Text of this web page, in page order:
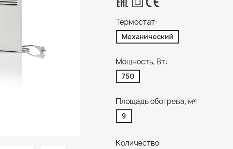
Термостат:
Механический
Мощность, Вт:
750
Площадь обогрева, м²:
9
Количество